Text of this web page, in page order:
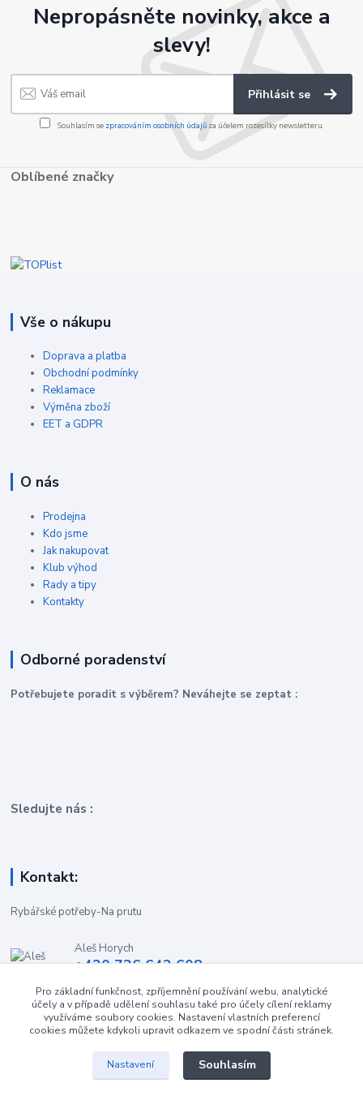
Nepropásněte novinky, akce a
slevy!
Přihlásit se
Souhlasím se zpracováním osobních údajůza účelem rozesílky newsletteru.
Oblíbené značky
Vše o nákupu
Doprava a platba
Obchodní podmínky
Reklamace
Výměna zboží
EET a GDPR
O nás
Prodejna
Kdo jsme
Jak nakupovat
Klub výhod
Rady a tipy
Kontakty
Odborné poradenství
Potřebujete poradit s výběrem? Neváhejte se zeptat :
Sledujte nás :
Kontakt:
Rybářské potřeby-Na prutu
Aleš Horych
+420 736 642 608
obchod-naprutu@seznam.cz
Pro základní funkčnost, zpříjemnění používání webu, analytické
účely a v případě udělení souhlasu také pro účely cílení reklamy
využíváme soubory cookies. Nastavení vlastních preferencí
cookies můžete kdykoli upravit odkazem ve spodní části stránek.
Nastavení Souhlasím